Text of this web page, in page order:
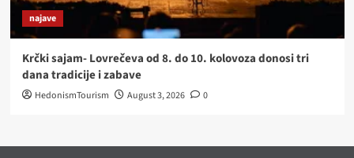
najave
Krčki sajam- Lovrečeva od 8. do 10. kolovoza donosi tri
dana tradicije i zabave
HedonismTourism August 3, 2026 0